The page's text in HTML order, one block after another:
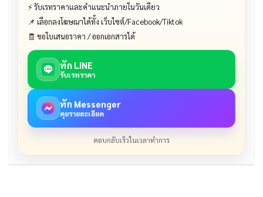
⚡ รับเรทราคาและคำแนะนำภายในวันเดียว
📌 เลือกลงโฆษณาได้ทั้ง เว็บไซต์/Facebook/Tiktok
🧾 ขอใบเสนอราคา / ออกเอกสารได้
ทัก LINE
รับเรทราคา
ทัก Messenger
คุยรายละเอียด
ตอบกลับเร็วในเวลาทำการ